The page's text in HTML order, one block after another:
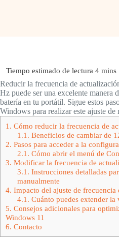
Reducir la frecuencia de
Hz puede ser una excelente manera
batería en tu portátil. Sigue estos
Windows para realizar este ajuste
1. Cómo reducir la frecuencia de
1.1. Beneficios de cambiar de
2. Pasos para acceder a la
2.1. Cómo abrir el menú de
3. Modificar la frecuencia de
3.1. Instrucciones detalladas
manualmente
4. Impacto del ajuste de
4.1. Cuánto puedes extender
5. Consejos adicionales para
Windows 11
6. Contacto